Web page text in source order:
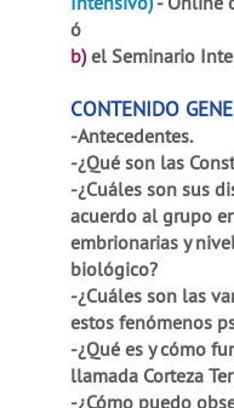
ó
b)el Seminario
CONTENIDO
-Antecedentes.
-¿Qué son las
-¿Cuáles son sus
acuerdo al grupo
embrionarias y
biológico?
-¿Cuáles son las
estos fenómenos
-¿Qué es y cómo
llamada Corteza
-¿Cómo puedo